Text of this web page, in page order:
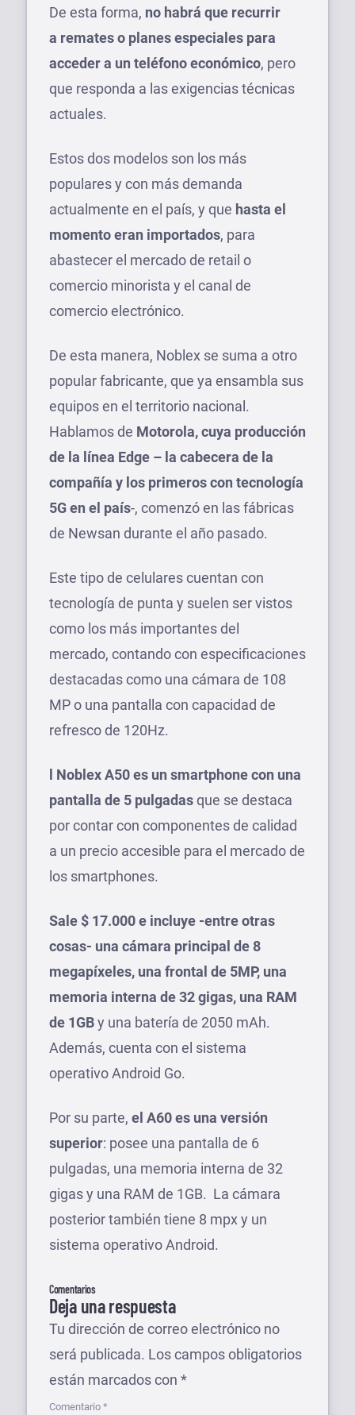
De esta forma, no habrá que recurrir
a remates o planes especiales para
acceder a un teléfono económico, pero
que responda a las exigencias técnicas
actuales.
Estos dos modelos son los más
populares y con más demanda
actualmente en el país, y que hasta el
momento eran importados, para
abastecer el mercado de retail o
comercio minorista y el canal de
comercio electrónico.
De esta manera, Noblex se suma a otro
popular fabricante, que ya ensambla sus
equipos en el territorio nacional.
Hablamos de Motorola, cuya producción
de la línea Edge – la cabecera de la
compañía y los primeros con tecnología
5G en el país-, comenzó en las fábricas
de Newsan durante el año pasado.
Este tipo de celulares cuentan con
tecnología de punta y suelen ser vistos
como los más importantes del
mercado, contando con especificaciones
destacadas como una cámara de 108
MP o una pantalla con capacidad de
refresco de 120Hz.
l Noblex A50 es un smartphone con una
pantalla de 5 pulgadasque se destaca
por contar con componentes de calidad
a un precio accesible para el mercado de
los smartphones.
Sale $ 17.000 e incluye -entre otras
cosas- una cámara principal de 8
megapíxeles, una frontal de 5MP, una
memoria interna de 32 gigas, una RAM
de 1GBy una batería de 2050 mAh.
Además, cuenta con el sistema
operativo Android Go.
Por su parte, el A60 es una versión
superior: posee una pantalla de 6
pulgadas, una memoria interna de 32
gigas y una RAM de 1GB. La cámara
posterior también tiene 8 mpx y un
sistema operativo Android.
Comentarios
Deja una respuesta
Tu dirección de correo electrónico no
será publicada. Los campos obligatorios
están marcados con *
Comentario *